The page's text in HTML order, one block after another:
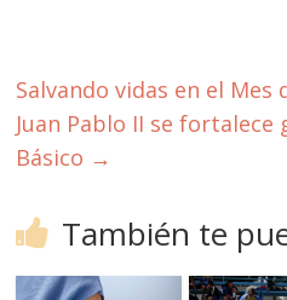
Salvando vidas en el Mes
Juan Pablo II se fortalece
Básico →
También te